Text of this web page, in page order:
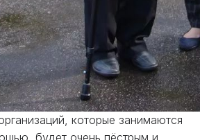
которые занимаются
будет очень пёстрым и